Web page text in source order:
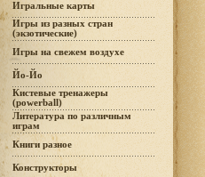
Игральные карты
Игры из разных стран
(экзотические)
Игры на свежем воздухе
Йо-Йо
Кистевые тренажеры
(powerball)
Литература по различным
играм
Книги разное
Конструкторы